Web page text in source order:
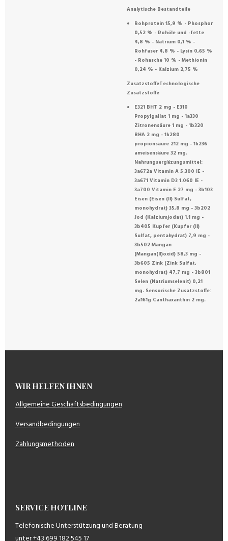
Analytische Bestandteile
Rohprotein 15,9 % - Phosphor
0,52 % - Rohöle und -fette
4,8 % - Natrium 0,1 % -
Rohfaser 4,8 % - Lysin 0,65 %
- Rohasche 10 % - Methionin
0,24 % - Kalzium 2,75 %
ZusatzstoffeTechnologische
Zusatzstoffe
E321 BHT 2 mg - E310
Propylgallat 1 mg - 1a330
Zitronensäure 1 mg - 1b320
BHA 2 mg - 1k280
propionsäure 212 mg - 1k236
ameisensäure 32 mg.
Nahrungsergäzungsmittel:
3a672a Vitamin A 5.300 IE -
3a671 Vitamin D3 1.060 IE -
3a700 Vitamin E 27 mg - 3b103
Eisen (Eisen (II) Sulfat,
monohydrat) 35,8 mg - 3b202
Jod (Kalziumjodat) 1,1 mg -
3b405 Kupfer (Kupfer (II)
Sulfat, pentahydrat) 7,9 mg -
3b502 Mangan
(Mangan(II)oxid) 58,3 mg -
3b605 Zink (Zink Sulfat,
monohydrat) 47,7 mg - 3b801
Selen (Natriumselenit) 0,21
mg. Sensorische Zusatzstoffe:
2a161g Canthaxanthin 2 mg.
WIR HELFEN IHNEN
Allgemeine Geschäftsbedingungen
Versandbedingungen
Zahlungsmethoden
SERVICE HOTLINE
Telefonische Unterstützung und Beratung